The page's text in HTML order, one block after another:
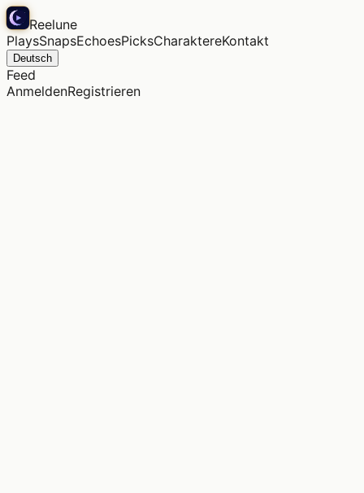
Reelune
PlaysSnapsEchoesPicksCharaktereKontakt
Deutsch
Feed
AnmeldenRegistrieren